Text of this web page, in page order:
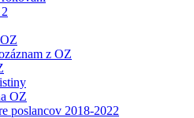
z OZ
OZ
poslancov 2018-2022